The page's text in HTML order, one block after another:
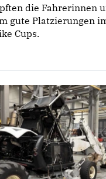
die Fahrerinnen
gute Platzierungen
Cups.